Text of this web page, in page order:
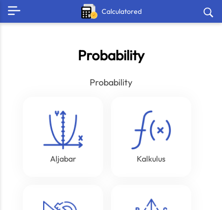
Calculatored
Probability
Probability
Aljabar Kalkulus